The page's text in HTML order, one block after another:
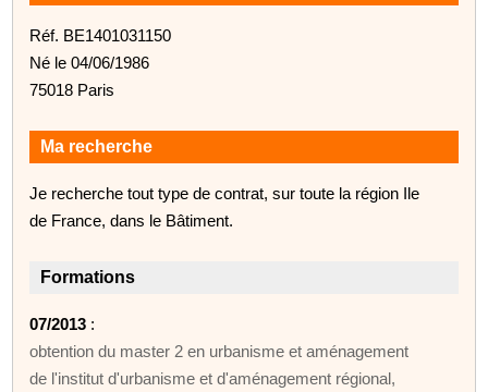
Réf. BE1401031150
Né le 04/06/1986
75018 Paris
Ma recherche
Je recherche tout type de contrat, sur toute la région Ile
de France, dans le Bâtiment.
Formations
07/2013 :
obtention du master 2 en urbanisme et aménagement
de l'institut d'urbanisme et d'aménagement régional,